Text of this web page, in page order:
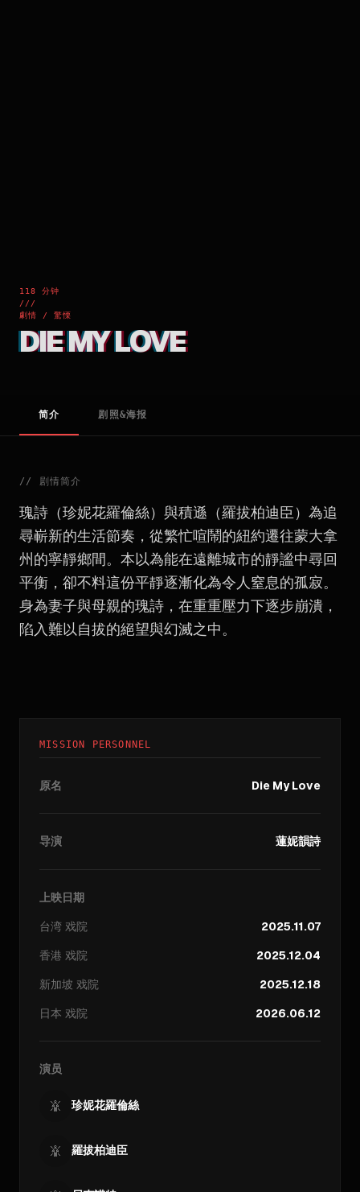
118 分钟
///
劇情 / 驚慄
DIE MY LOVE
简介 剧照&海报
// 剧情简介
瑰詩（珍妮花羅倫絲）與積遜（羅拔柏迪臣）為追
尋嶄新的生活節奏，從繁忙喧鬧的紐約遷往蒙大拿
州的寧靜鄉間。本以為能在遠離城市的靜謐中尋回
平衡，卻不料這份平靜逐漸化為令人窒息的孤寂。
身為妻子與母親的瑰詩，在重重壓力下逐步崩潰，
陷入難以自拔的絕望與幻滅之中。
MISSION PERSONNEL
原名 Die My Love
导演 蓮妮韻詩
上映日期
台湾 戏院
2025.11.07
香港 戏院
2025.12.04
新加坡 戏院
2025.12.18
日本 戏院 2026.06.12
演员
珍妮花羅倫絲
羅拔柏迪臣